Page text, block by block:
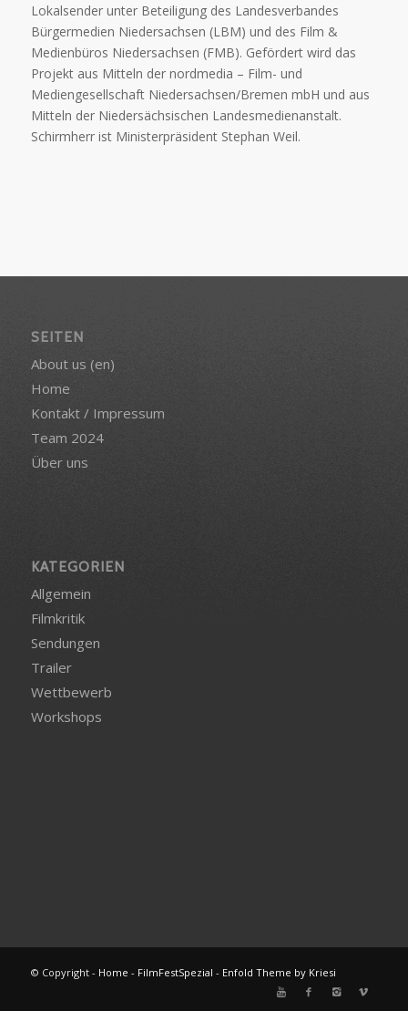
Lokalsender unter Beteiligung des Landesverbandes
Bürgermedien Niedersachsen (LBM) und des Film &
Medienbüros Niedersachsen (FMB). Gefördert wird das
Projekt aus Mitteln der nordmedia – Film- und
Mediengesellschaft Niedersachsen/Bremen mbH und aus
Mitteln der Niedersächsischen Landesmedienanstalt.
Schirmherr ist Ministerpräsident Stephan Weil.
SEITEN
About us (en)
Home
Kontakt / Impressum
Team 2024
Über uns
KATEGORIEN
Allgemein
Filmkritik
Sendungen
Trailer
Wettbewerb
Workshops
© Copyright - Home - FilmFestSpezial - Enfold Theme by Kriesi